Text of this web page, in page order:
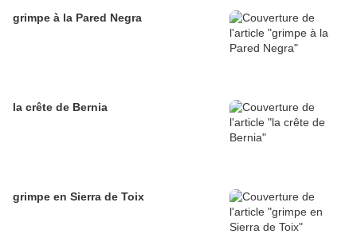
grimpe à la Pared Negra
la crête de Bernia
grimpe en Sierra de Toix